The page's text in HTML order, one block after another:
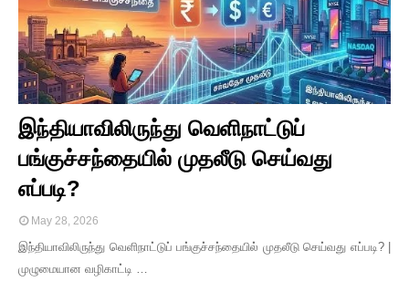
இந்தியாவிலிருந்து வெளிநாட்டுப்
பங்குச்சந்தையில் முதலீடு செய்வது
எப்படி?
May 28, 2026
இந்தியாவிலிருந்து வெளிநாட்டுப் பங்குச்சந்தையில் முதலீடு செய்வது எப்படி? |
முழுமையான வழிகாட்டி …